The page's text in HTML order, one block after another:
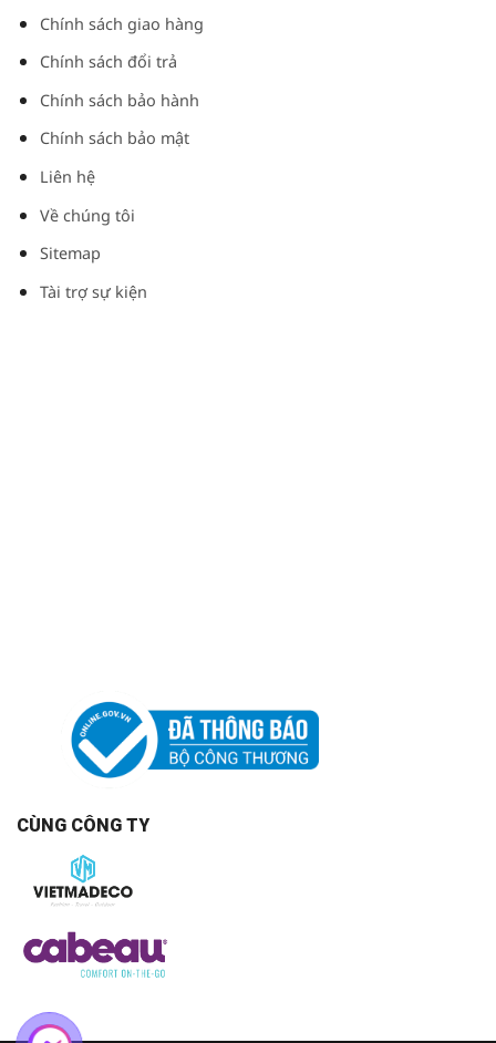
Chính sách giao hàng
Chính sách đổi trả
Chính sách bảo hành
Chính sách bảo mật
Liên hệ
Về chúng tôi
Sitemap
Tài trợ sự kiện
CÙNG CÔNG TY